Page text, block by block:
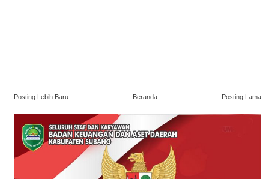
Posting Lebih Baru Posting Lama
Beranda